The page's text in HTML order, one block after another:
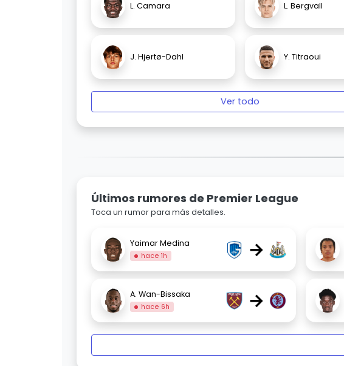
L. Camara L. Bergvall
J. Hjertø-Dahl Y. Titraoui
Ver todo
Últimos rumores de Premier League
Toca un rumor para más detalles.
Yaimar Medina
hace 1h →
A. Wan-Bissaka
hace 6h →